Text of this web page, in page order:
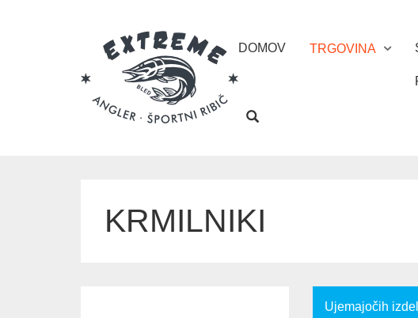
DOMOV TRGOVINA
KRMILNIKI
Ujemajočih